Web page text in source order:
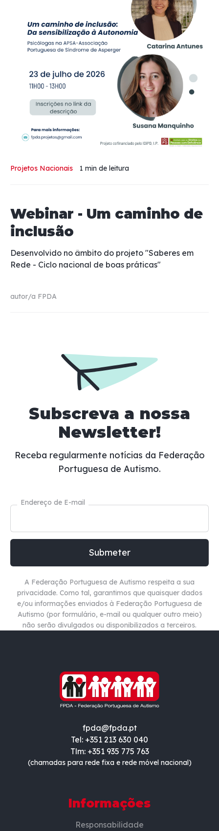
Projetos Nacionais 1 min de leitura
Webinar - Um caminho de
inclusão
Desenvolvido no âmbito do projeto "Saberes em
Rede - Ciclo nacional de boas práticas"
autor/a FPDA
Subscreva a nossa
Newsletter!
Receba regularmente notícias da Federação
Portuguesa de Autismo.
Endereço de E-mail
A Federação Portuguesa de Autismo respeita a sua
privacidade. Como tal, garantimos que quaisquer dados
e/ou informações enviados à Federação Portuguesa de
Autismo (por formulário, e-mail ou qualquer outro meio)
não serão divulgados ou disponibilizados a terceiros.
fpda@fpda.pt
Tel: +351 213 630 040
Tlm: +351 935 775 763
(chamadas para rede fixa e rede móvel nacional)
Informações
Responsabilidade